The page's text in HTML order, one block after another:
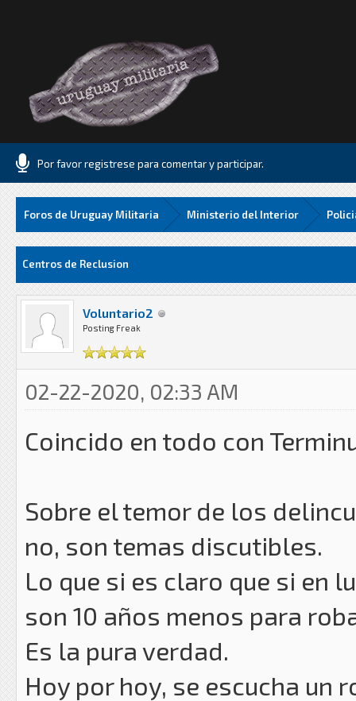
Por favor registrese para comentar y participar.
Foros de Uruguay Militaria Ministerio del Interior
Centros de Reclusion
Voluntario2
Posting Freak
02-22-2020, 02:33 AM
Coincido en todo con
Sobre el temor de los
no, son temas discutibles.
Lo que si es claro que si en
son 10 años menos para
Es la pura verdad.
Hoy por hoy, se escucha un